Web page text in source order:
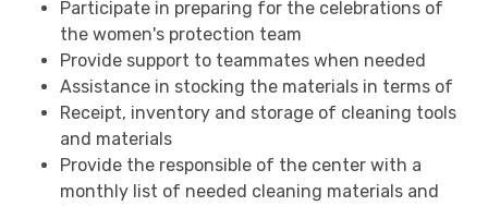
Participate in preparing for the celebrations of
the women's protection team
Provide support to teammates when needed
Assistance in stocking the materials in terms of
Receipt, inventory and storage of cleaning tools
and materials
Provide the responsible of the center with a
monthly list of needed cleaning materials and